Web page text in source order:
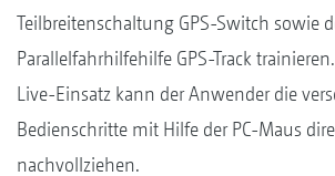
Teilbreitenschaltung GPS-Switch sowie
Parallelfahrhilfehilfe GPS-Track
Live-Einsatz kann der Anwender die
Bedienschritte mit Hilfe der PC-Maus
nachvollziehen.